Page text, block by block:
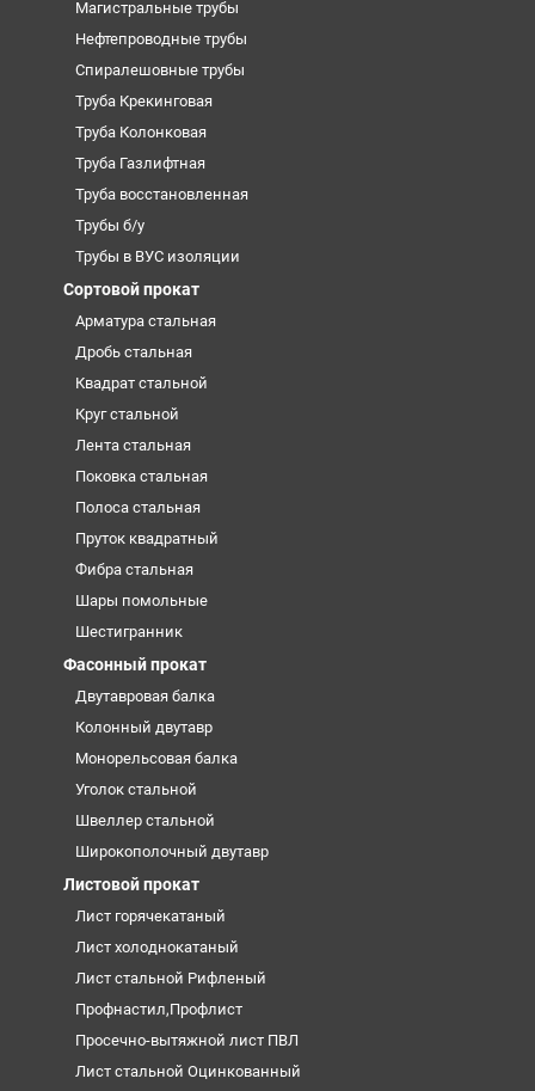
Магистральные трубы
Нефтепроводные трубы
Спиралешовные трубы
Труба Крекинговая
Труба Колонковая
Труба Газлифтная
Труба восстановленная
Трубы б/у
Трубы в ВУС изоляции
Сортовой прокат
Арматура стальная
Дробь стальная
Квадрат стальной
Круг стальной
Лента стальная
Поковка стальная
Полоса стальная
Пруток квадратный
Фибра стальная
Шары помольные
Шестигранник
Фасонный прокат
Двутавровая балка
Колонный двутавр
Монорельсовая балка
Уголок стальной
Швеллер стальной
Широкополочный двутавр
Листовой прокат
Лист горячекатаный
Лист холоднокатаный
Лист стальной Рифленый
Профнастил,Профлист
Просечно-вытяжной лист ПВЛ
Лист стальной Оцинкованный